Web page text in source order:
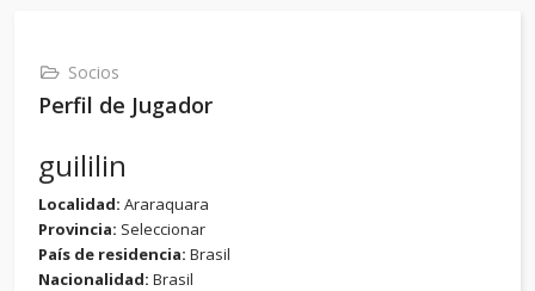
Socios
Perfil de Jugador
guililin
Localidad: Araraquara
Provincia: Seleccionar
País de residencia: Brasil
Nacionalidad: Brasil